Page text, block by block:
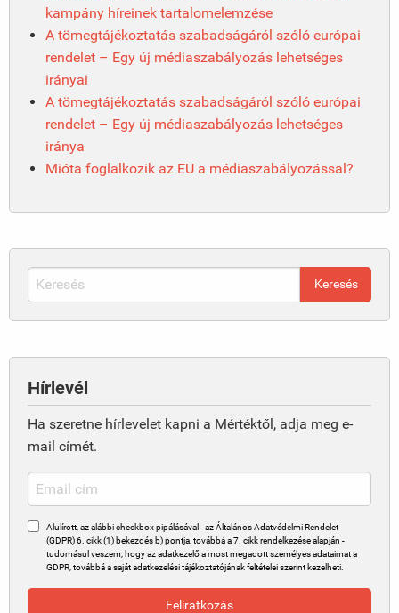
kampány híreinek tartalomelemzése
A tömegtájékoztatás szabadságáról szóló európai
rendelet – Egy új médiaszabályozás lehetséges
irányai
A tömegtájékoztatás szabadságáról szóló európai
rendelet – Egy új médiaszabályozás lehetséges
iránya
Mióta foglalkozik az EU a médiaszabályozással?
Hírlevél
Ha szeretne hírlevelet kapni a Mértéktől, adja meg e-
mail címét.
Alulírott, az alábbi checkbox pipálásával - az Általános Adatvédelmi Rendelet
(GDPR) 6. cikk (1) bekezdés b) pontja, továbbá a 7. cikk rendelkezése alapján -
tudomásul veszem, hogy az adatkezelő a most megadott személyes adataimat a
GDPR, továbbá a saját adatkezelési tájékoztatójának feltételei szerint kezelheti.